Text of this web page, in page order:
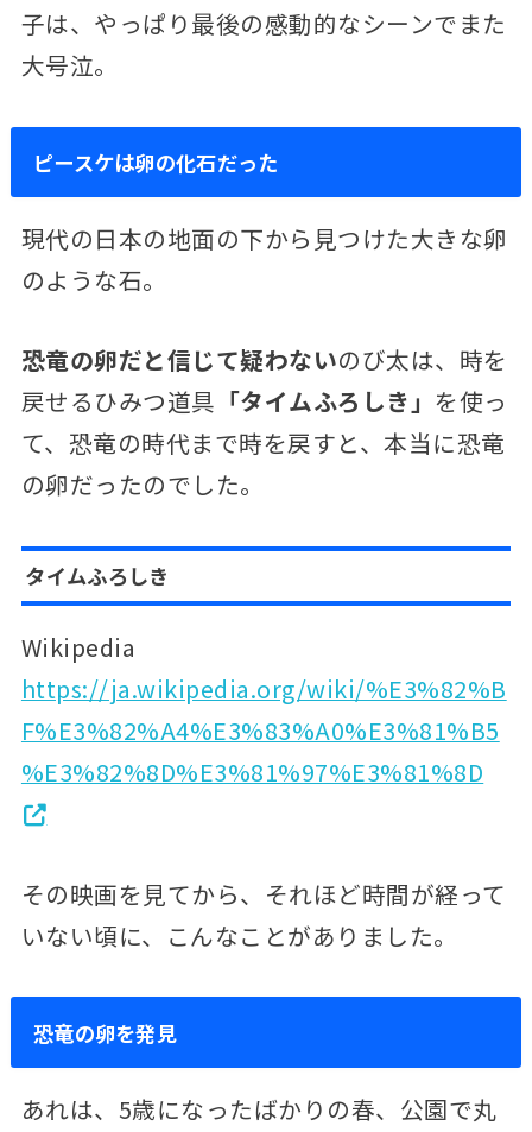
子は、やっぱり最後の感動的なシーンでまた
大号泣。
ピースケは卵の化石だった
現代の日本の地面の下から見つけた大きな卵
のような石。
恐竜の卵だと信じて疑わないのび太は、時を
戻せるひみつ道具 「タイムふろしき」 を使っ
て、恐竜の時代まで時を戻すと、本当に恐竜
の卵だったのでした。
タイムふろしき
Wikipedia
https://ja.wikipedia.org/wiki/%E3%82%B
F%E3%82%A4%E3%83%A0%E3%81%B5
%E3%82%8D%E3%81%97%E3%81%8D
その映画を見てから、それほど時間が経って
いない頃に、こんなことがありました。
恐竜の卵を発見
あれは、5歳になったばかりの春、公園で丸